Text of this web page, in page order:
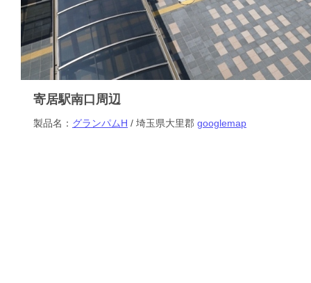
寄居駅南口周辺
製品名： グランパムH / 埼玉県大里郡 googlemap